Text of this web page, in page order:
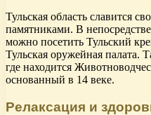
Тульская область славится
памятниками. В
можно посетить Тульский
Тульская оружейная палата.
где находится
основанный в 14 веке.
Релаксация и